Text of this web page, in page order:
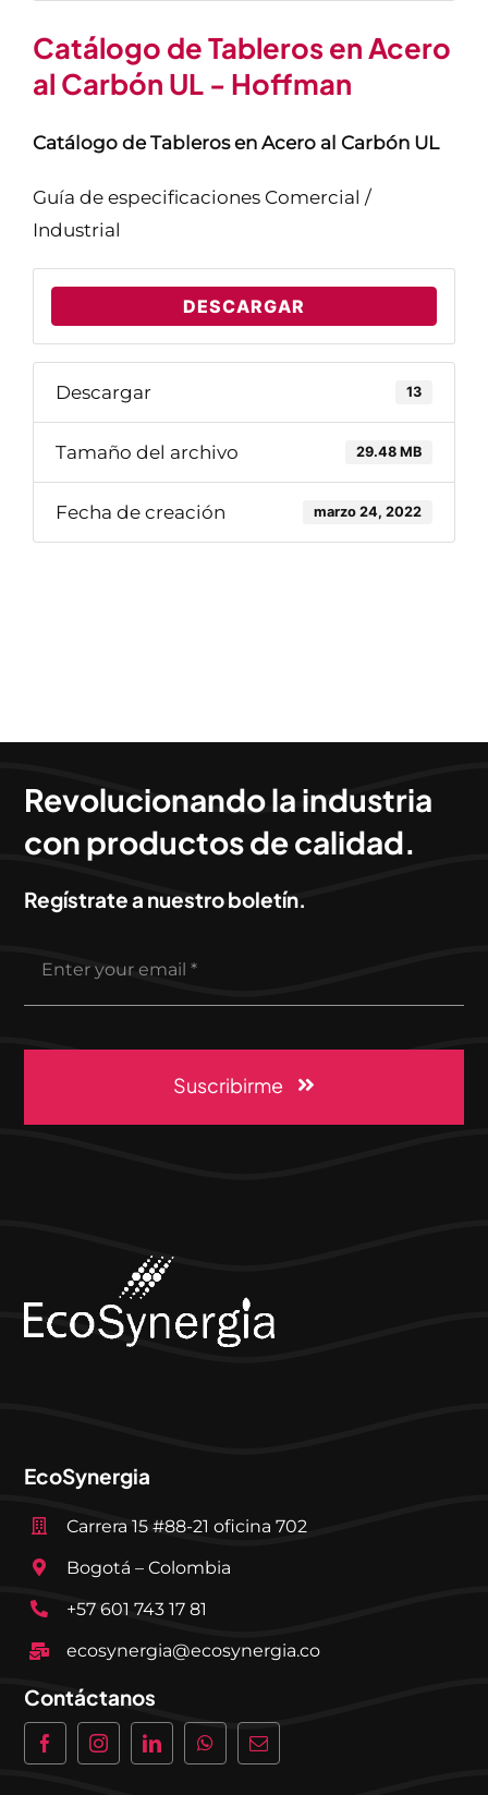
Catálogo de Tableros en Acero
al Carbón UL - Hoffman
Catálogo de Tableros en Acero al Carbón UL
Guía de especificaciones Comercial /
Industrial
DESCARGAR
Descargar 13
Tamaño del archivo 29.48 MB
Fecha de creación marzo 24, 2022
Revolucionando la industria
con productos de calidad.
Regístrate a nuestro boletín.
Suscribirme
EcoSynergia
Carrera 15 #88-21 oficina 702
Bogotá – Colombia
+57 601 743 17 81
ecosynergia@ecosynergia.co
Contáctanos